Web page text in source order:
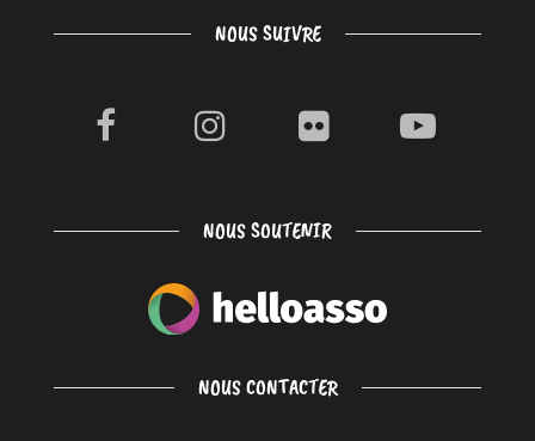
NOUS SUIVRE
NOUS SOUTENIR
NOUS CONTACTER